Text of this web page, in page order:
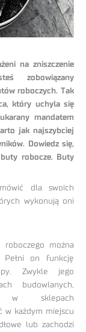
na zniszczenie
zobowiązany
roboczych. Tak
który uchyla się
mandatem
jak najszybciej
Dowiedz się,
robocze.
Buty
dla swoich
wykonują oni
roboczego można
Pełni on funkcję
Zwykle jego
budowlanych,
w sklepach
w każdym miejscu
lub zachodzi